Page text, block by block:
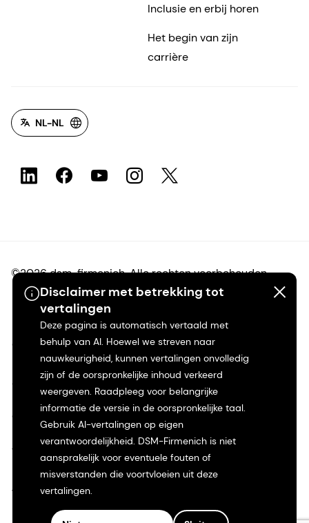
Disclaimer met betrekking tot
vertalingen
Deze pagina is automatisch vertaald met
behulp van AI. Hoewel we streven naar
nauwkeurigheid, kunnen vertalingen onvolledig
zijn of de oorspronkelijke inhoud verkeerd
weergeven. Raadpleeg voor belangrijke
informatie de versie in de oorspronkelijke taal.
Gebruik AI-vertalingen op eigen
verantwoordelijkheid. DSM-Firmenich is niet
aansprakelijk voor eventuele fouten of
misverstanden die voortvloeien uit deze
vertalingen.
Inclusie en erbij horen
Het begin van zijn
carrière
NL-NL
©2026 dsm-firmenich. Alle rechten voorbehouden.
Privacyverklaring
Gebruiksvoorwaarden
Algemene voorwaarden
Californië Transparantie
Toegankelijkheidsverklaring
Juridische informatie